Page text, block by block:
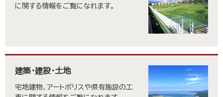
に関する情報をご覧になれます。
建築・建設・土地
宅地建物、アートポリスや県有施設の工